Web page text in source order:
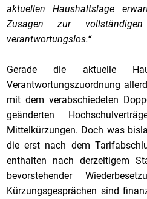
aktuellen Haushaltslage
Zusagen zur
verantwortungslos.“
Gerade die aktuelle
Verantwortungszuordnung
mit dem verabschiedeten
geänderten
Mittelkürzungen. Doch was
die erst nach dem
enthalten nach derzeitigem
bevorstehender
Kürzungsgesprächen sind